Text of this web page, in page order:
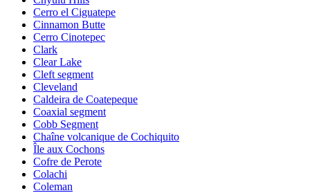
Cerro el Ciguatepe
Cinnamon Butte
Cerro Cinotepec
Clark
Clear Lake
Cleft segment
Cleveland
Caldeira de Coatepeque
Coaxial segment
Cobb Segment
Chaîne volcanique de Cochiquito
Île aux Cochons
Cofre de Perote
Colachi
Coleman